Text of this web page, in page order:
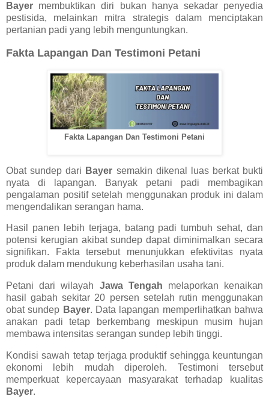
Bayer membuktikan diri bukan hanya sekadar penyedia
pestisida, melainkan mitra strategis dalam menciptakan
pertanian padi yang lebih menguntungkan.
Fakta Lapangan Dan Testimoni Petani
Fakta Lapangan Dan Testimoni Petani
Obat sundep dari Bayer semakin dikenal luas berkat bukti
nyata di lapangan. Banyak petani padi membagikan
pengalaman positif setelah menggunakan produk ini dalam
mengendalikan serangan hama.
Hasil panen lebih terjaga, batang padi tumbuh sehat, dan
potensi kerugian akibat sundep dapat diminimalkan secara
signifikan. Fakta tersebut menunjukkan efektivitas nyata
produk dalam mendukung keberhasilan usaha tani.
Petani dari wilayah Jawa Tengah melaporkan kenaikan
hasil gabah sekitar 20 persen setelah rutin menggunakan
obat sundep Bayer. Data lapangan memperlihatkan bahwa
anakan padi tetap berkembang meskipun musim hujan
membawa intensitas serangan sundep lebih tinggi.
Kondisi sawah tetap terjaga produktif sehingga keuntungan
ekonomi lebih mudah diperoleh. Testimoni tersebut
memperkuat kepercayaan masyarakat terhadap kualitas
Bayer.